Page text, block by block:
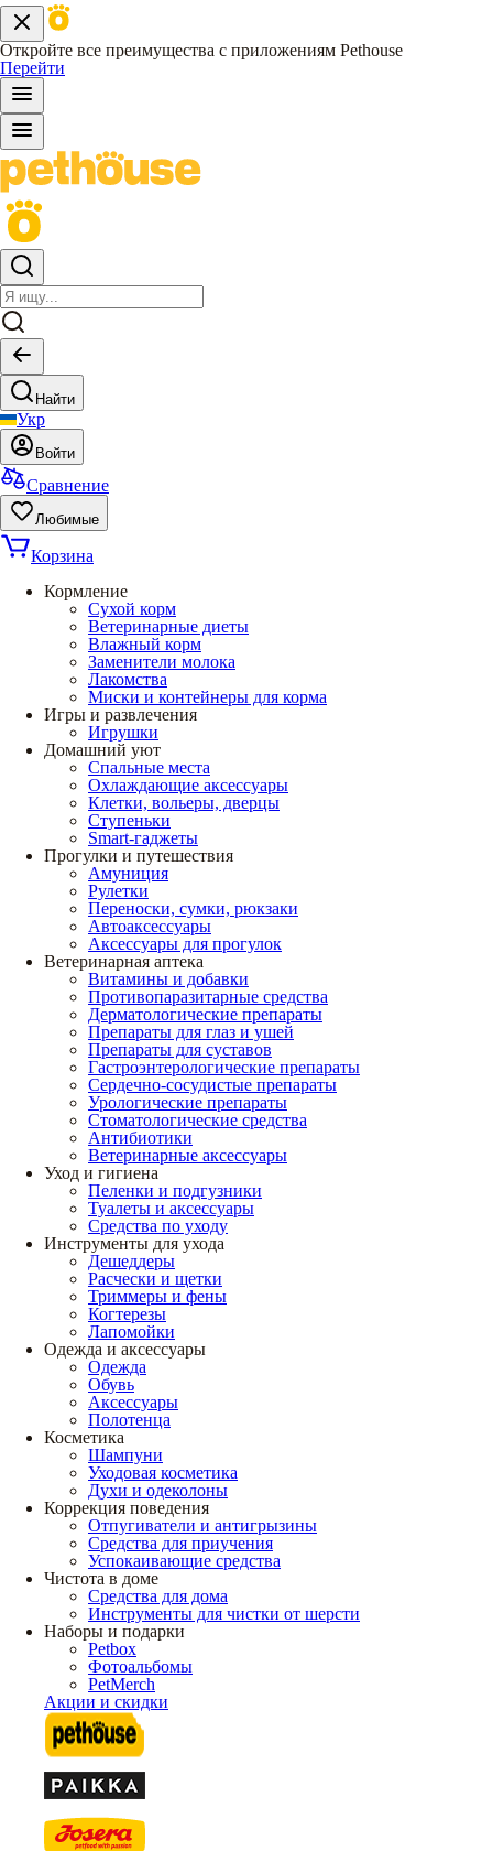
Откройте все преимущества с приложениям Pethouse
Перейти
Найти
Укр
Войти
Сравнение
Любимые
Корзина
Кормление
Сухой корм
Ветеринарные диеты
Влажный корм
Заменители молока
Лакомства
Миски и контейнеры для корма
Игры и развлечения
Игрушки
Домашний уют
Спальные места
Охлаждающие аксессуары
Клетки, вольеры, дверцы
Ступеньки
Smart-гаджеты
Прогулки и путешествия
Амуниция
Рулетки
Переноски, сумки, рюкзаки
Автоаксессуары
Аксессуары для прогулок
Ветеринарная аптека
Витамины и добавки
Противопаразитарные средства
Дерматологические препараты
Препараты для глаз и ушей
Препараты для суставов
Гастроэнтерологические препараты
Сердечно-сосудистые препараты
Урологические препараты
Стоматологические средства
Антибиотики
Ветеринарные аксессуары
Уход и гигиена
Пеленки и подгузники
Туалеты и аксессуары
Средства по уходу
Инструменты для ухода
Дешеддеры
Расчески и щетки
Триммеры и фены
Когтерезы
Лапомойки
Одежда и аксессуары
Одежда
Обувь
Аксессуары
Полотенца
Косметика
Шампуни
Уходовая косметика
Духи и одеколоны
Коррекция поведения
Отпугиватели и антигрызины
Средства для приучения
Успокаивающие средства
Чистота в доме
Средства для дома
Инструменты для чистки от шерсти
Наборы и подарки
Petbox
Фотоальбомы
PetMerch
Акции и скидки